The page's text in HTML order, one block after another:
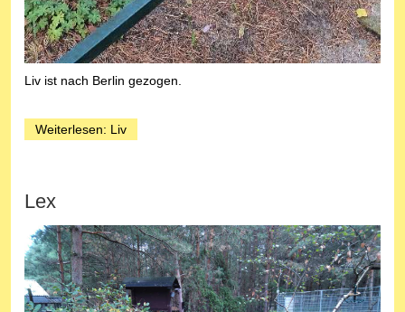
Liv ist nach Berlin gezogen.
Weiterlesen: Liv
Lex